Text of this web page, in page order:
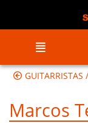
GUITARRISTAS
Marcos